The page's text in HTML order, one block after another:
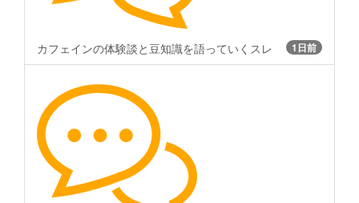
カフェインの体験談と豆知識を語っていくスレ 1日前